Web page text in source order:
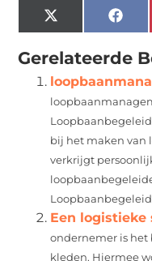
X
(Twitter)
Gerelateerde
bij het maken van
verkrijgt
Een logistieke
ondernemer is
kleden. Hiermee